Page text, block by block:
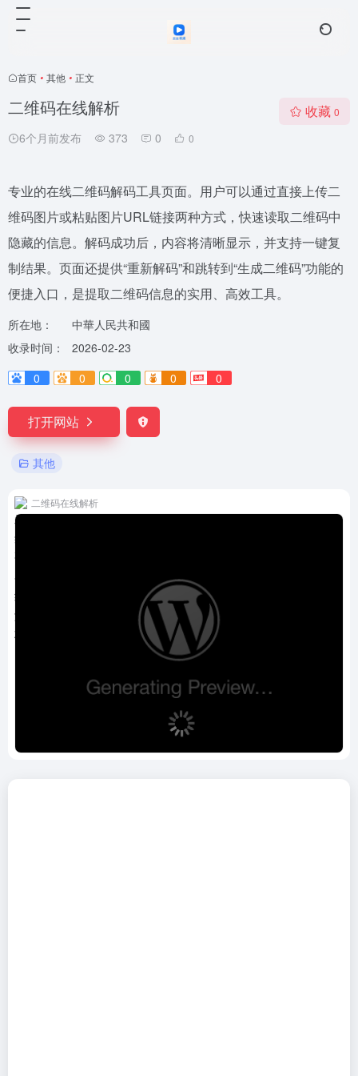
首页 • 其他 • 正文
二维码在线解析
6个月前发布 373 0 0
收藏 0
专业的在线二维码解码工具页面。用户可以通过直接上传二
维码图片或粘贴图片URL链接两种方式，快速读取二维码中
隐藏的信息。解码成功后，内容将清晰显示，并支持一键复
制结果。页面还提供“重新解码”和跳转到“生成二维码”功能的
便捷入口，是提取二维码信息的实用、高效工具。
所在地：
中華人民共和國
收录时间：
2026-02-23
0
0 0 0 0
打开网站
其他
二维码在线解析